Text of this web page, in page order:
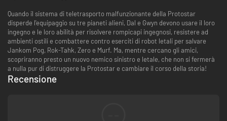
Quando il sistema di teletrasporto malfunzionante della Protostar
disperde l'equipaggio su tre pianeti alieni, Dal e Gwyn devono usare il loro
ingegno e le loro abilità per risolvere rompicapi ingegnosi, resistere ad
ambienti ostili e combattere contro eserciti di robot letali per salvare
Jankom Pog, Rok-Tahk, Zero e Murf. Ma, mentre cercano gli amici,
scopriranno presto un nuovo nemico sinistro e letale, che non si fermerà
a nulla pur di distruggere la Protostar e cambiare il corso della storia!
Recensione